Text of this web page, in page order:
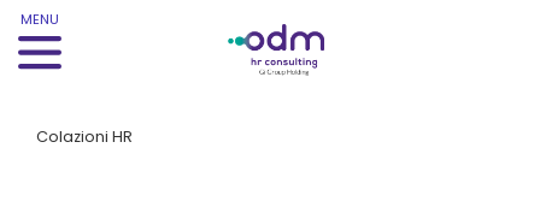
MENU
Colazioni HR